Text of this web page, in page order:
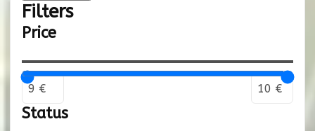
Filters
Price
Status